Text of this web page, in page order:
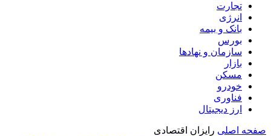
تجارت
انرژی
بانک و بیمه
بورس
سازمان و نهادها
بازار
مسکن
خودرو
فناوری
ارز دیجیتال
صفحه اصلی رایزان اقتصادی